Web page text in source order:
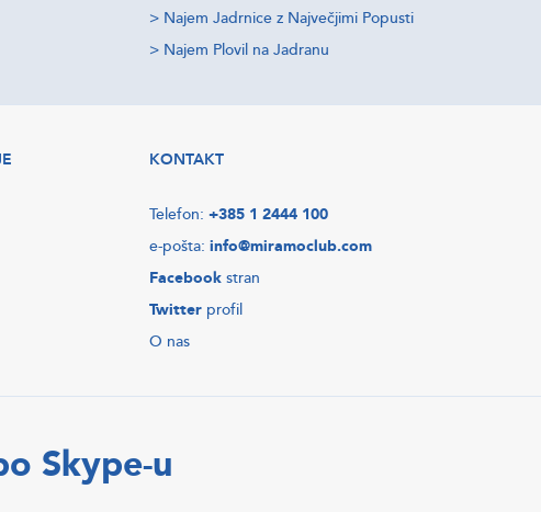
> Najem Jadrnice z Največjimi Popusti
> Najem Plovil na Jadranu
KONTAKT
Telefon: +385 1 2444 100
e-pošta: info@miramoclub.com
Facebook stran
Twitter profil
O nas
Skype-u